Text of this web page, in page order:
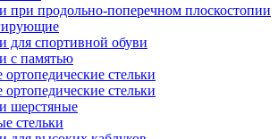
при продольно-поперечном плоскостопии
для спортивной обуви
с памятью
стельки
стельки
шерстяные
стельки